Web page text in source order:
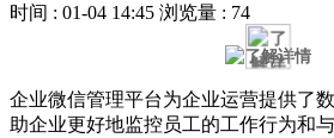
时间 : 01-04 14:45 浏览量 : 74
企业微信管理平台为企业运营提供了
助企业更好地监控员工的工作行为和